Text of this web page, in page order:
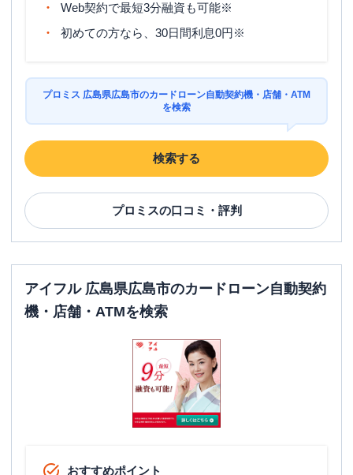
Web契約で最短3分融資も可能※
初めての方なら、30日間利息0円※
プロミス 広島県広島市のカードローン自動契約機・店舗・ATM
を検索
検索する
プロミスの口コミ・評判
アイフル 広島県広島市のカードローン自動契約
機・店舗・ATMを検索
おすすめポイント